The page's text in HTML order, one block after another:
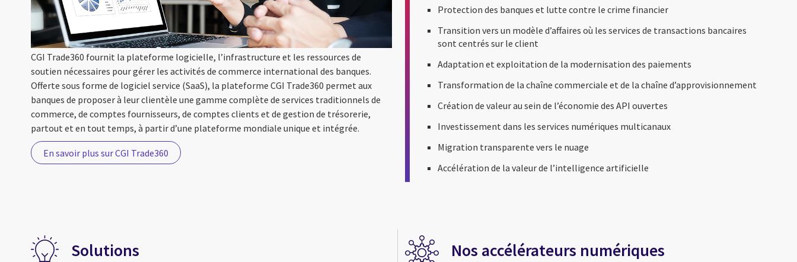
CGI Trade360 fournit la plateforme logicielle, l’infrastructure et les ressources de
soutien nécessaires pour gérer les activités de commerce international des banques.
Offerte sous forme de logiciel service (SaaS), la plateforme CGI Trade360 permet aux
banques de proposer à leur clientèle une gamme complète de services traditionnels de
commerce, de comptes fournisseurs, de comptes clients et de gestion de trésorerie,
partout et en tout temps, à partir d’une plateforme mondiale unique et intégrée.
En savoir plus sur CGI Trade360
Protection des banques et lutte contre le crime financier
Transition vers un modèle d’affaires où les services de transactions bancaires
sont centrés sur le client
Adaptation et exploitation de la modernisation des paiements
Transformation de la chaîne commerciale et de la chaîne d’approvisionnement
Création de valeur au sein de l’économie des API ouvertes
Investissement dans les services numériques multicanaux
Migration transparente vers le nuage
Accélération de la valeur de l’intelligence artificielle
Solutions Nos accélérateurs numériques